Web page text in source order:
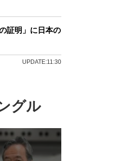
証明」に日本の
UPDATE:11:30
グル